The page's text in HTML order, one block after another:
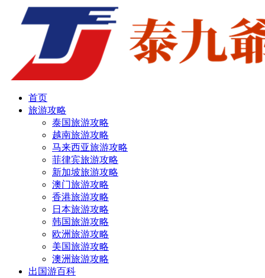
首页
旅游攻略
泰国旅游攻略
越南旅游攻略
马来西亚旅游攻略
菲律宾旅游攻略
新加坡旅游攻略
澳门旅游攻略
香港旅游攻略
日本旅游攻略
韩国旅游攻略
欧洲旅游攻略
美国旅游攻略
澳洲旅游攻略
出国游百科